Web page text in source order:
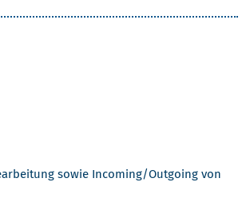
sowie Incoming/Outgoing von